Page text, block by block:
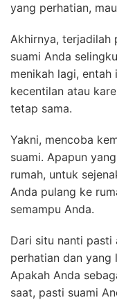
yang perhatian,
Akhirnya, terjadilah
suami Anda
menikah lagi,
kecentilan atau
tetap sama.
Yakni, mencoba
suami. Apapun
rumah, untuk
Anda pulang ke
semampu Anda.
Dari situ nanti pasti
perhatian dan yang
Apakah Anda
saat, pasti suami